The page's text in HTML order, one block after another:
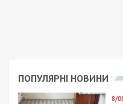
ПОПУЛЯРНІ НОВИНИ
8/